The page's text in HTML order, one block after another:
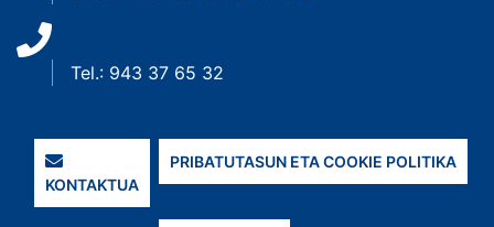
Tel.: 943 37 65 32
KONTAKTUA
PRIBATUTASUN ETA COOKIE POLITIKA